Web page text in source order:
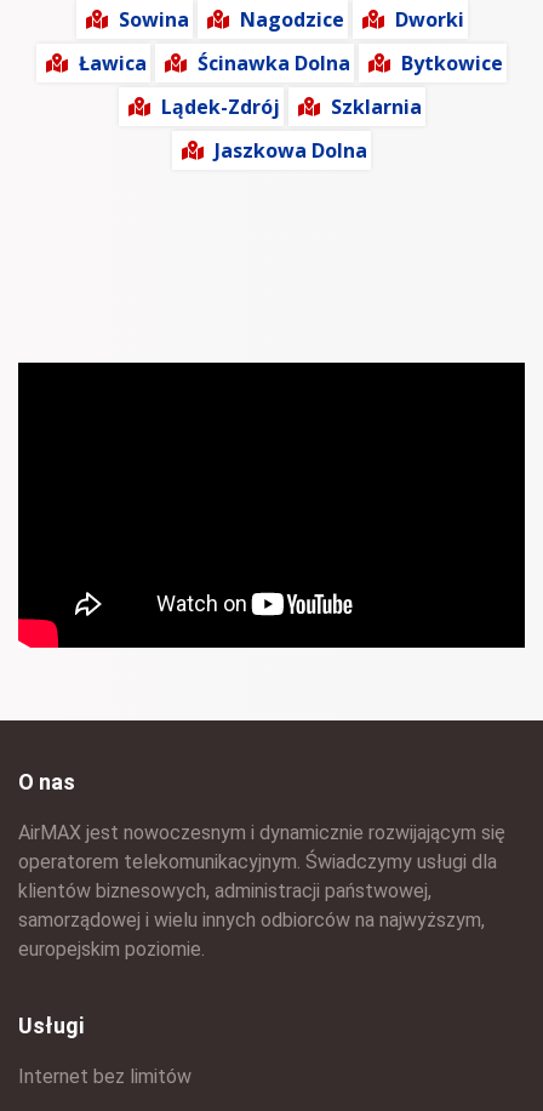
Sowina
Nagodzice
Dworki
Ławica
Ścinawka Dolna
Bytkowice
Lądek-Zdrój
Szklarnia
Jaszkowa Dolna
O nas
AirMAX jest nowoczesnym i dynamicznie rozwijającym się
operatorem telekomunikacyjnym. Świadczymy usługi dla
klientów biznesowych, administracji państwowej,
samorządowej i wielu innych odbiorców na najwyższym,
europejskim poziomie.
Usługi
Internet bez limitów